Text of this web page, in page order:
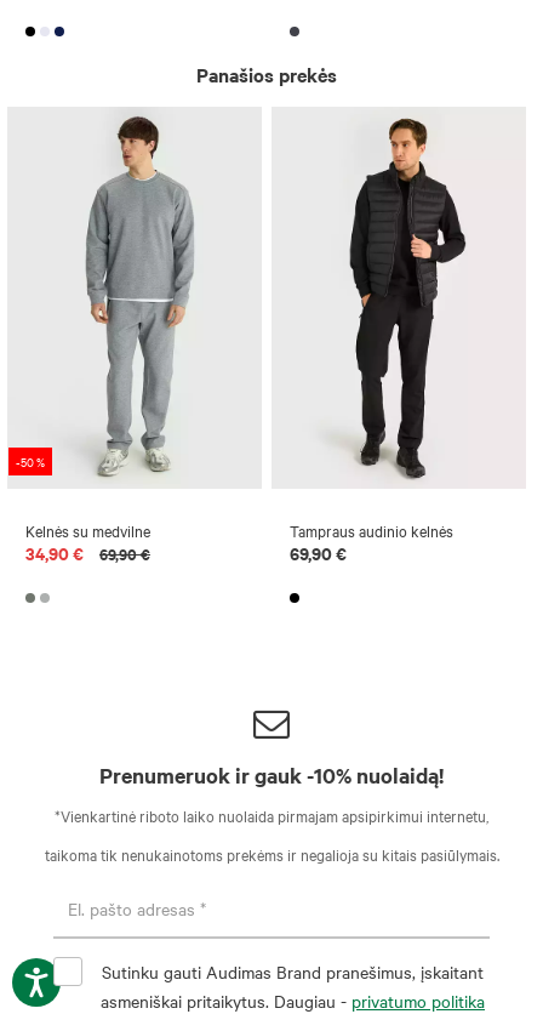
Panašios prekės
-50 %
Kelnės su medvilne
34,90 € 69,90 €
Tampraus audinio kelnės
69,90 €
Prenumeruok ir gauk -10% nuolaidą!
*Vienkartinė riboto laiko nuolaida pirmajam apsipirkimui internetu,
taikoma tik nenukainotoms prekėms ir negalioja su kitais pasiūlymais.
Sutinku gauti Audimas Brand pranešimus, įskaitant
asmeniškai pritaikytus. Daugiau - privatumo politika